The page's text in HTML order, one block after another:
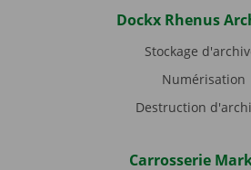
Dockx Rhenus
Stockage
Numérisation
Destruction
Carrosserie